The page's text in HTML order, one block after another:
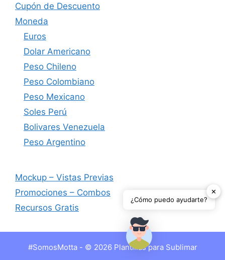
Cupón de Descuento
Moneda
Euros
Dolar Americano
Peso Chileno
Peso Colombiano
Peso Mexicano
Soles Perú
Bolivares Venezuela
Peso Argentino
Mockup – Vistas Previas
Promociones – Combos
Recursos Gratis
#SomosMotta - © 2026 Plantillas para Sublimar
✕
¿Cómo puedo ayudarte?